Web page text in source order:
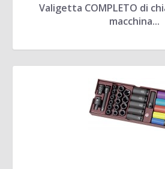
Valigetta COMPLETO di
macchina...